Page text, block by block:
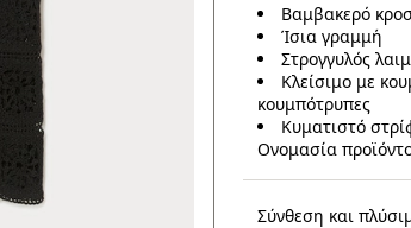
Βαμβακερό
Ίσια γραμμή
Στρογγυλός
Κλείσιμο με
κουμπότρυπες
Κυματιστό
Ονομασία
Σύνθεση και